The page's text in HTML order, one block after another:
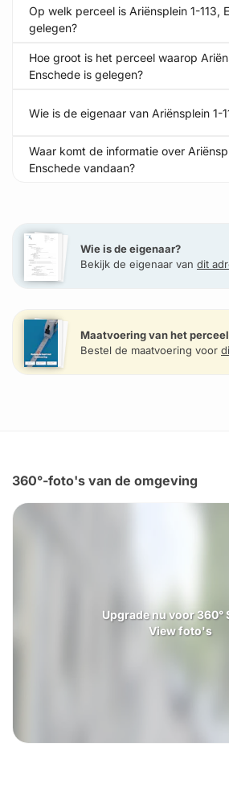
Op welk perceel is Ariënsplein 1-113,
gelegen?
Hoe groot is het perceel waarop
Enschede is gelegen?
Wie is de eigenaar van Ariënsplein 1-
Waar komt de informatie over
Enschede vandaan?
Wie is de eigenaar?
Bekijk de eigenaar van dit
Maatvoering van het perceel
Bestel de maatvoering voor
360°-foto's van de omgeving
Upgrade nu voor 360°
View foto's